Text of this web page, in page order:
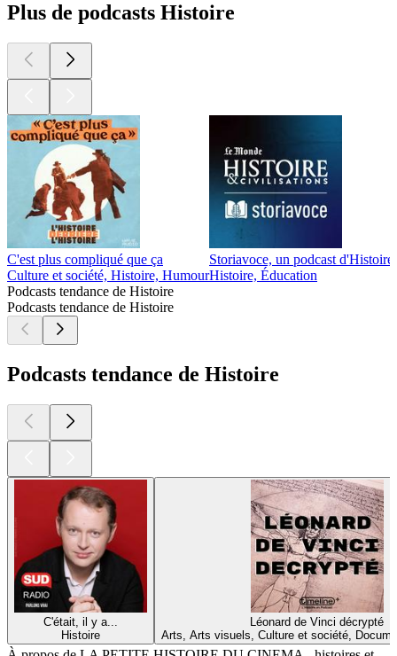
Plus de podcasts Histoire
C'est plus compliqué que ça
Culture et société, Histoire, Humour
Storiavoce, un podcast
Histoire, Éducation
Podcasts tendance de Histoire
Podcasts tendance de Histoire
Podcasts tendance de Histoire
C'était, il y a...
Histoire
Léonard de Vinci décrypté
Arts, Arts visuels, Culture et société,